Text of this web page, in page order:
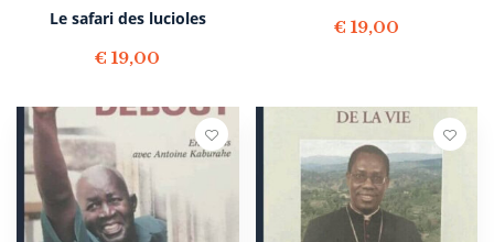
Le safari des lucioles
€ 19,00
€ 19,00